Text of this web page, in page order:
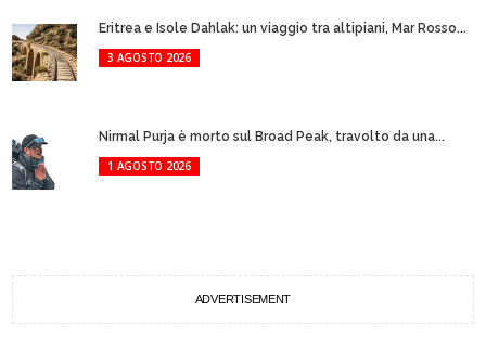
Eritrea e Isole Dahlak: un viaggio tra altipiani, Mar Rosso...
3 AGOSTO 2026
Nirmal Purja è morto sul Broad Peak, travolto da una...
1 AGOSTO 2026
ADVERTISEMENT